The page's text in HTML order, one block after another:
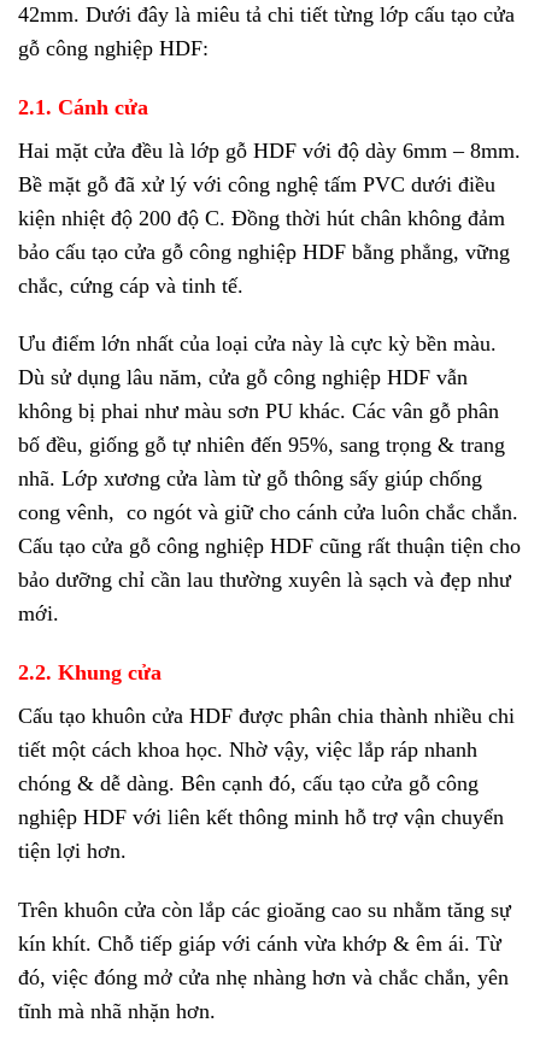
42mm. Dưới đây là miêu tả chi tiết từng lớp cấu tạo cửa
gỗ công nghiệp HDF:
2.1. Cánh cửa
Hai mặt cửa đều là lớp gỗ HDF với độ dày 6mm – 8mm.
Bề mặt gỗ đã xử lý với công nghệ tấm PVC dưới điều
kiện nhiệt độ 200 độ C. Đồng thời hút chân không đảm
bảo cấu tạo cửa gỗ công nghiệp HDF bằng phẳng, vững
chắc, cứng cáp và tinh tế.
Ưu điểm lớn nhất của loại cửa này là cực kỳ bền màu.
Dù sử dụng lâu năm, cửa gỗ công nghiệp HDF vẫn
không bị phai như màu sơn PU khác. Các vân gỗ phân
bố đều, giống gỗ tự nhiên đến 95%, sang trọng & trang
nhã. Lớp xương cửa làm từ gỗ thông sấy giúp chống
cong vênh, co ngót và giữ cho cánh cửa luôn chắc chắn.
Cấu tạo cửa gỗ công nghiệp HDF cũng rất thuận tiện cho
bảo dưỡng chỉ cần lau thường xuyên là sạch và đẹp như
mới.
2.2. Khung cửa
Cấu tạo khuôn cửa HDF được phân chia thành nhiều chi
tiết một cách khoa học. Nhờ vậy, việc lắp ráp nhanh
chóng & dễ dàng. Bên cạnh đó, cấu tạo cửa gỗ công
nghiệp HDF với liên kết thông minh hỗ trợ vận chuyển
tiện lợi hơn.
Trên khuôn cửa còn lắp các gioăng cao su nhằm tăng sự
kín khít. Chỗ tiếp giáp với cánh vừa khớp & êm ái. Từ
đó, việc đóng mở cửa nhẹ nhàng hơn và chắc chắn, yên
tĩnh mà nhã nhặn hơn.